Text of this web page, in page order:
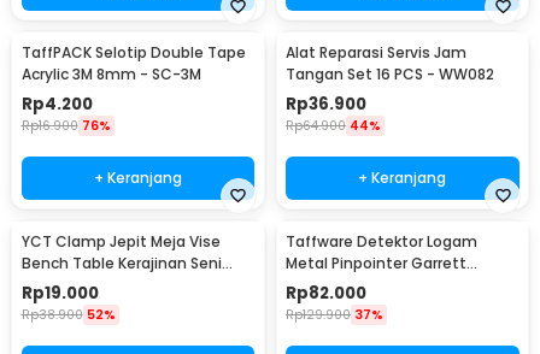
TaffPACK Selotip Double Tape
Acrylic 3M 8mm - SC-3M
Rp4.200
Rp16.900 76%
+ Keranjang
Alat Reparasi Servis Jam
Tangan Set 16 PCS - WW082
Rp36.900
Rp64.900 44%
+ Keranjang
YCT Clamp Jepit Meja Vise
Bench Table Kerajinan Seni
Perhiasan 25mm - QST
Rp19.000
Rp38.900 52%
Taffware Detektor Logam
Metal Pinpointer Garrett
Waterproof - 1166000
Rp82.000
Rp129.900 37%